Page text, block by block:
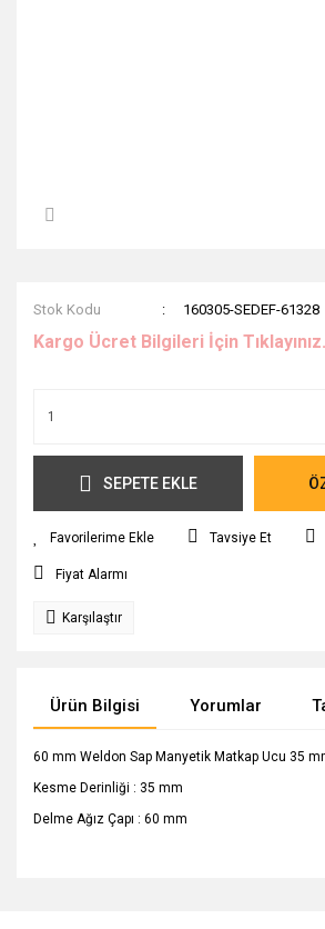
Stok Kodu 160305-SEDEF-61328
Kargo Ücret Bilgileri İçin Tıklayınız.
SEPETE EKLE
Tavsiye Et
Fiyat Alarmı
Karşılaştır
Ürün Bilgisi Yorumlar
60 mm Weldon Sap Manyetik Matkap Ucu 35
Kesme Derinliği : 35 mm
Delme Ağız Çapı : 60 mm